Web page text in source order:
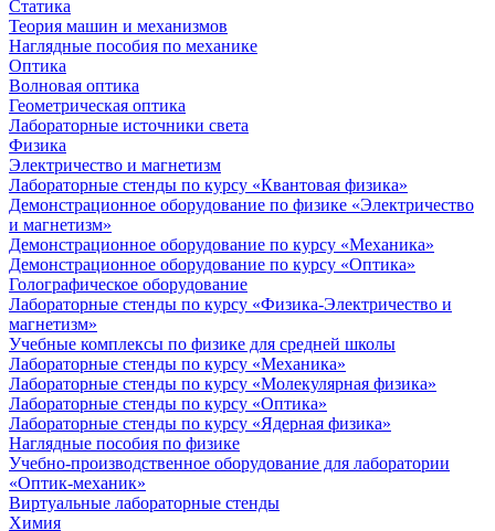
Статика
Теория машин и механизмов
Наглядные пособия по механике
Оптика
Волновая оптика
Геометрическая оптика
Лабораторные источники света
Физика
Электричество и магнетизм
Лабораторные стенды по курсу «Квантовая физика»
Демонстрационное оборудование по физике «Электричество
и магнетизм»
Демонстрационное оборудование по курсу «Механика»
Демонстрационное оборудование по курсу «Оптика»
Голографическое оборудование
Лабораторные стенды по курсу «Физика-Электричество и
магнетизм»
Учебные комплексы по физике для средней школы
Лабораторные стенды по курсу «Механика»
Лабораторные стенды по курсу «Молекулярная физика»
Лабораторные стенды по курсу «Оптика»
Лабораторные стенды по курсу «Ядерная физика»
Наглядные пособия по физике
Учебно-производственное оборудование для лаборатории
«Оптик-механик»
Виртуальные лабораторные стенды
Химия